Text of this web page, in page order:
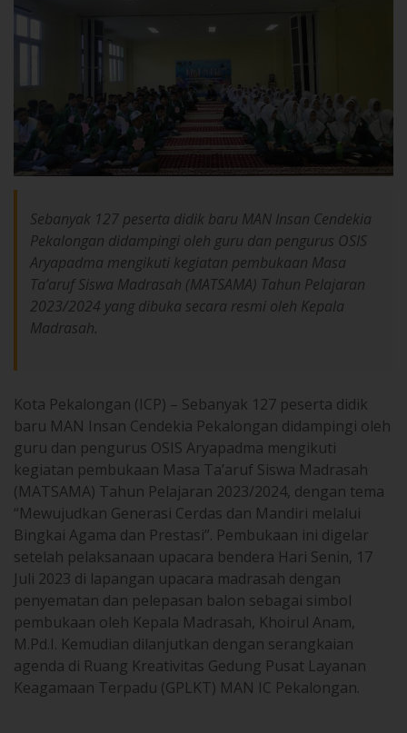
Sebanyak 127 peserta didik baru MAN Insan Cendekia
Pekalongan didampingi oleh guru dan pengurus OSIS
Aryapadma mengikuti kegiatan pembukaan Masa
Ta’aruf Siswa Madrasah (MATSAMA) Tahun Pelajaran
2023/2024 yang dibuka secara resmi oleh Kepala
Madrasah.
Kota Pekalongan (ICP) – Sebanyak 127 peserta didik
baru MAN Insan Cendekia Pekalongan didampingi oleh
guru dan pengurus OSIS Aryapadma mengikuti
kegiatan pembukaan Masa Ta’aruf Siswa Madrasah
(MATSAMA) Tahun Pelajaran 2023/2024, dengan tema
“Mewujudkan Generasi Cerdas dan Mandiri melalui
Bingkai Agama dan Prestasi”. Pembukaan ini digelar
setelah pelaksanaan upacara bendera Hari Senin, 17
Juli 2023 di lapangan upacara madrasah dengan
penyematan dan pelepasan balon sebagai simbol
pembukaan oleh Kepala Madrasah, Khoirul Anam,
M.Pd.I. Kemudian dilanjutkan dengan serangkaian
agenda di Ruang Kreativitas Gedung Pusat Layanan
Keagamaan Terpadu (GPLKT) MAN IC Pekalongan.